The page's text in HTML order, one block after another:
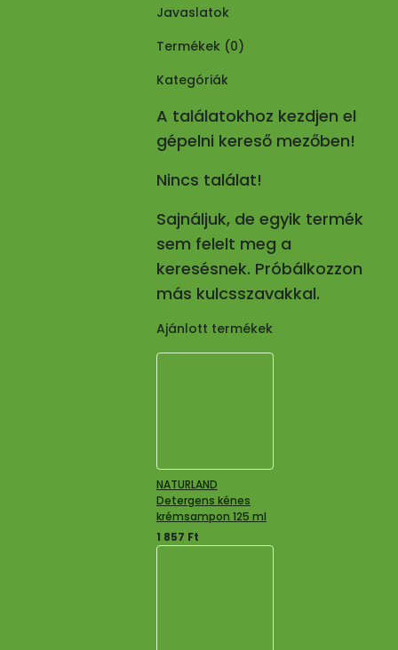
Javaslatok
Termékek (0)
Kategóriák
A találatokhoz kezdjen el
gépelni kereső mezőben!
Nincs találat!
Sajnáljuk, de egyik termék
sem felelt meg a
keresésnek. Próbálkozzon
más kulcsszavakkal.
Ajánlott termékek
NATURLAND
Detergens kénes
krémsampon 125 ml
1 857 Ft